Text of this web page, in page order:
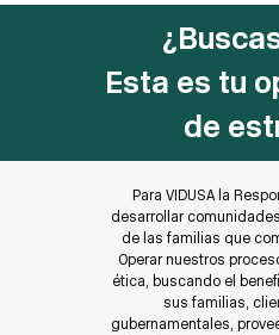
Esta es tu
de
Para VIDUSA la
desarrollar
de las familias que
Operar nuestros
ética, buscando el
sus familias,
gubernamentales,